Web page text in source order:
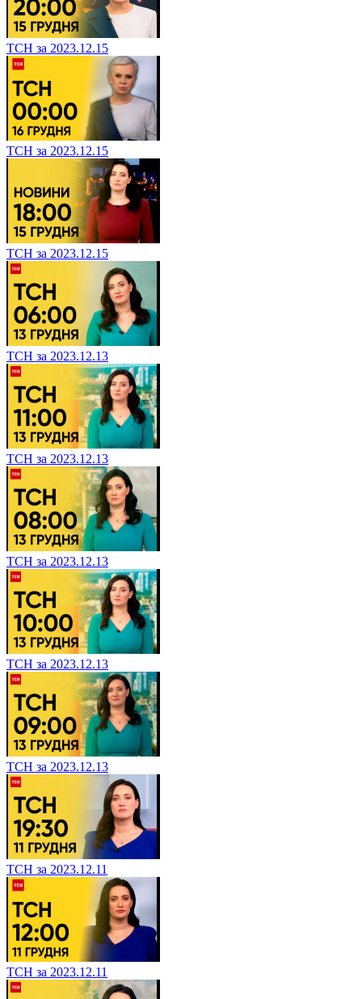
ТСН за 2023.12.15
ТСН за 2023.12.15
ТСН за 2023.12.15
ТСН за 2023.12.13
ТСН за 2023.12.13
ТСН за 2023.12.13
ТСН за 2023.12.13
ТСН за 2023.12.13
ТСН за 2023.12.11
ТСН за 2023.12.11